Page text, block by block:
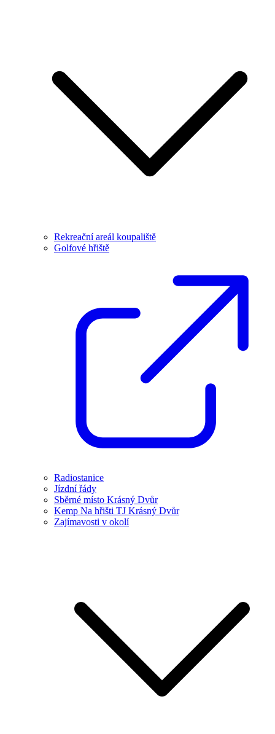
Rekreační areál koupaliště
Golfové hřiště
Radiostanice
Jízdní řády
Sběrné místo Krásný Dvůr
Kemp Na hřišti TJ Krásný Dvůr
Zajímavosti v okolí